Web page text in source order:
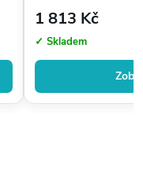
1 813 Kč
✓ Skladem